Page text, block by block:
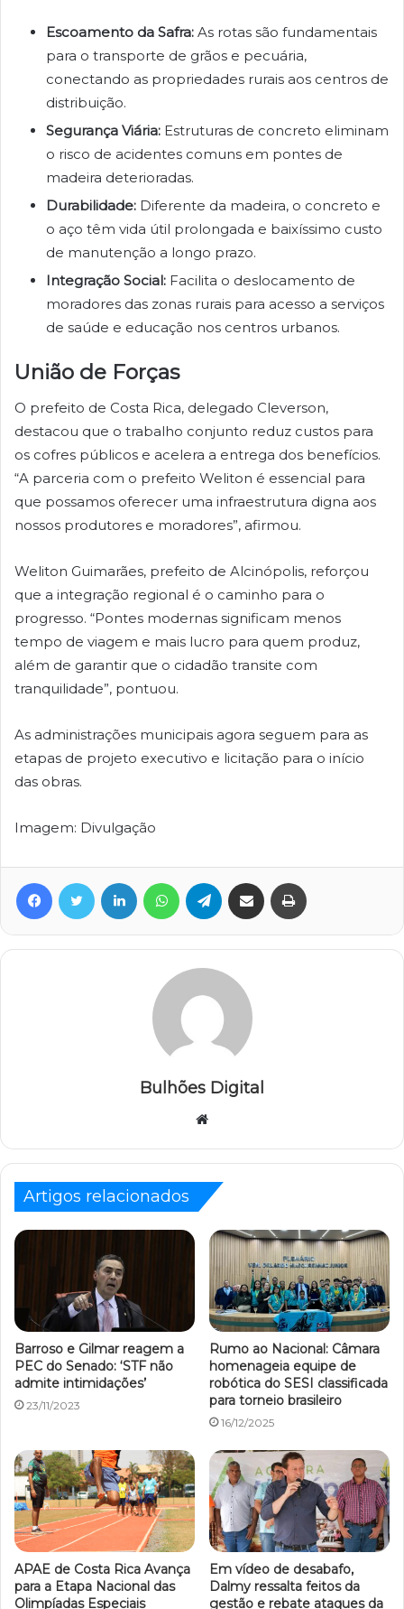
Escoamento da Safra: As rotas são fundamentais
para o transporte de grãos e pecuária,
conectando as propriedades rurais aos centros de
distribuição.
Segurança Viária: Estruturas de concreto eliminam
o risco de acidentes comuns em pontes de
madeira deterioradas.
Durabilidade: Diferente da madeira, o concreto e
o aço têm vida útil prolongada e baixíssimo custo
de manutenção a longo prazo.
Integração Social: Facilita o deslocamento de
moradores das zonas rurais para acesso a serviços
de saúde e educação nos centros urbanos.
União de Forças
O prefeito de Costa Rica, delegado Cleverson,
destacou que o trabalho conjunto reduz custos para
os cofres públicos e acelera a entrega dos benefícios.
“A parceria com o prefeito Weliton é essencial para
que possamos oferecer uma infraestrutura digna aos
nossos produtores e moradores”, afirmou.
Weliton Guimarães, prefeito de Alcinópolis, reforçou
que a integração regional é o caminho para o
progresso. “Pontes modernas significam menos
tempo de viagem e mais lucro para quem produz,
além de garantir que o cidadão transite com
tranquilidade”, pontuou.
As administrações municipais agora seguem para as
etapas de projeto executivo e licitação para o início
das obras.
Imagem: Divulgação
FacebookTwitter Linkedin WhatsAppTelegramCompartilhar via e-mail
Bulhões Digital
Website
Artigos relacionados
Barroso e Gilmar reagem a
PEC do Senado: ‘STF não
admite intimidações’
23/11/2023
Rumo ao Nacional: Câmara
homenageia equipe de
robótica do SESI classificada
para torneio brasileiro
16/12/2025
APAE de Costa Rica Avança
para a Etapa Nacional das
Olimpíadas Especiais
Em vídeo de desabafo,
Dalmy ressalta feitos da
gestão e rebate ataques da